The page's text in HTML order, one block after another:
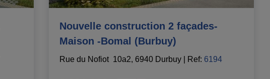
Nouvelle construction 2 façades-
Maison -Bomal (Burbuy)
Rue du Nofiot  10a2, 6940 Durbuy Ref: 6194